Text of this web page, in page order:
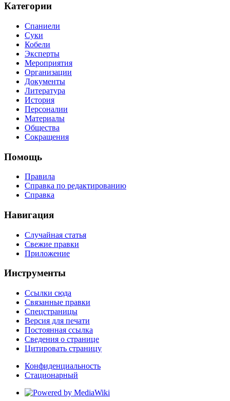
Категории
Спаниели
Суки
Кобели
Эксперты
Мероприятия
Организации
Документы
Литература
История
Персоналии
Материалы
Общества
Сокращения
Помощь
Правила
Справка по редактированию
Справка
Навигация
Случайная статья
Свежие правки
Приложение
Инструменты
Ссылки сюда
Связанные правки
Спецстраницы
Версия для печати
Постоянная ссылка
Сведения о странице
Цитировать страницу
Конфиденциальность
Стационарный